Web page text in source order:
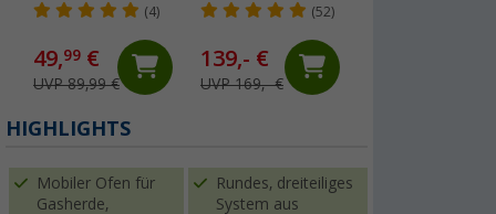
Airfryer-Backofen
(4)
49,99 €
UVP 89,99 €
Gaskocher 2-
(52)
139,- €
UVP 169,- €
HIGHLIGHTS
Mobiler Ofen für
Gasherde,
Rundes, dreiteiliges
System aus